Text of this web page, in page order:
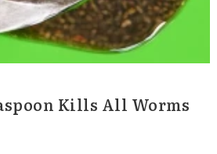
Kills All Worms